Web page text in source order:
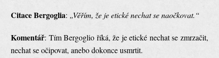
Citace Bergoglia: „Věřím, že je etické nechat se naočkovat.“
Komentář: Tím Bergoglio říká, že je etické nechat se zmrzačit,
nechat se očipovat, anebo dokonce usmrtit.